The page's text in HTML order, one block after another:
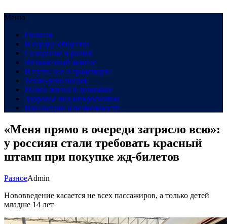
Меню
Главная
В сердце общества
Созидание и рынок
Финансовый компас
В пути: все о транспорте
Техно-революция
Рынок жилья в динамике
Здоровье под микроскопом
Инновации и возможности
«Меня прямо в очереди затрясло всю»:
у россиян стали требовать красный
штамп при покупке жд-билетов
РазноеAdmin
Нововведение касается не всех пассажиров, а только детей
младше 14 лет